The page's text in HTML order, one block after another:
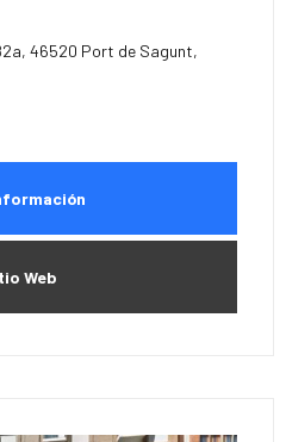
46520 Port de Sagunt,
Web